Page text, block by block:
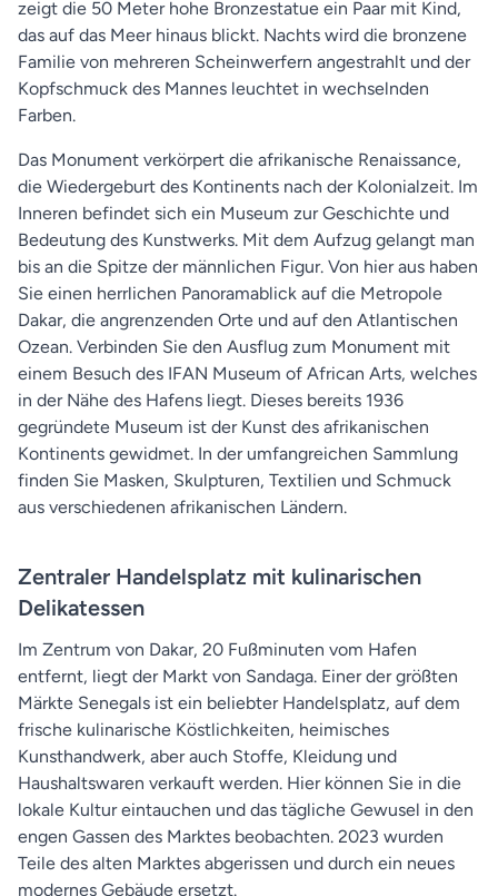
zeigt die 50 Meter hohe Bronzestatue ein Paar mit Kind,
das auf das Meer hinaus blickt. Nachts wird die bronzene
Familie von mehreren Scheinwerfern angestrahlt und der
Kopfschmuck des Mannes leuchtet in wechselnden
Farben.
Das Monument verkörpert die afrikanische Renaissance,
die Wiedergeburt des Kontinents nach der Kolonialzeit. Im
Inneren befindet sich ein Museum zur Geschichte und
Bedeutung des Kunstwerks. Mit dem Aufzug gelangt man
bis an die Spitze der männlichen Figur. Von hier aus haben
Sie einen herrlichen Panoramablick auf die Metropole
Dakar, die angrenzenden Orte und auf den Atlantischen
Ozean. Verbinden Sie den Ausflug zum Monument mit
einem Besuch des IFAN Museum of African Arts, welches
in der Nähe des Hafens liegt. Dieses bereits 1936
gegründete Museum ist der Kunst des afrikanischen
Kontinents gewidmet. In der umfangreichen Sammlung
finden Sie Masken, Skulpturen, Textilien und Schmuck
aus verschiedenen afrikanischen Ländern.
Zentraler Handelsplatz mit kulinarischen
Delikatessen
Im Zentrum von Dakar, 20 Fußminuten vom Hafen
entfernt, liegt der Markt von Sandaga. Einer der größten
Märkte Senegals ist ein beliebter Handelsplatz, auf dem
frische kulinarische Köstlichkeiten, heimisches
Kunsthandwerk, aber auch Stoffe, Kleidung und
Haushaltswaren verkauft werden. Hier können Sie in die
lokale Kultur eintauchen und das tägliche Gewusel in den
engen Gassen des Marktes beobachten. 2023 wurden
Teile des alten Marktes abgerissen und durch ein neues
modernes Gebäude ersetzt.